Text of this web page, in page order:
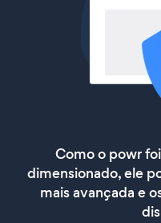
Como o powr
dimensionado, ele
mais avançada e